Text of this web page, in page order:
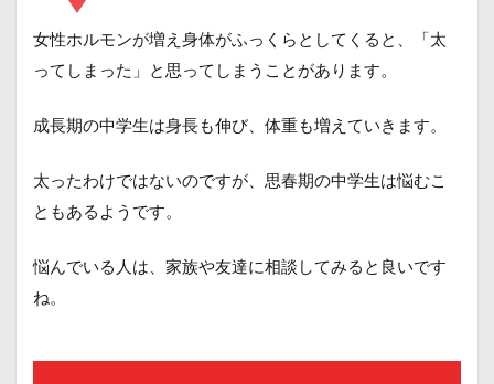
女性ホルモンが増え身体がふっくらとしてくると、「太
ってしまった」と思ってしまうことがあります。
成長期の中学生は身長も伸び、体重も増えていきます。
太ったわけではないのですが、思春期の中学生は悩むこ
ともあるようです。
悩んでいる人は、家族や友達に相談してみると良いです
ね。